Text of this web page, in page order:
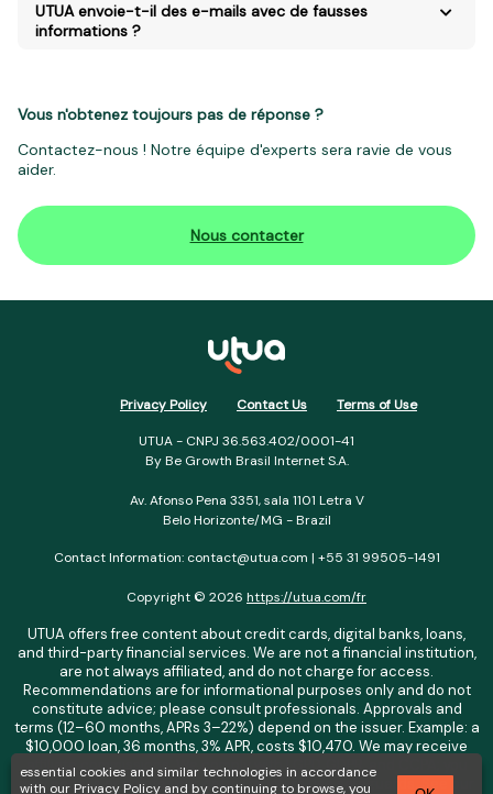
UTUA envoie-t-il des e-mails avec de fausses
informations ?
Vous n'obtenez toujours pas de réponse ?
Contactez-nous ! Notre équipe d'experts sera ravie de vous
aider.
Nous contacter
Privacy Policy Contact Us Terms of Use
UTUA - CNPJ 36.563.402/0001-41
By Be Growth Brasil Internet S.A.
Av. Afonso Pena 3351, sala 1101 Letra V
Belo Horizonte/MG - Brazil
Contact Information: contact@utua.com | +55 31 99505-1491
Copyright © 2026 https://utua.com/fr
UTUA offers free content about credit cards, digital banks, loans,
and third-party financial services. We are not a financial institution,
are not always affiliated, and do not charge for access.
Recommendations are for informational purposes only and do not
constitute advice; please consult professionals. Approvals and
terms (12–60 months, APRs 3–22%) depend on the issuer. Example: a
$10,000 loan, 36 months, 3% APR, costs $10,470. We may receive
affiliate commissions. We comply with LGPD, GDPR, and CCPA; you
may access or delete your data. Transfers use safeguards. See our
essential cookies and similar technologies in accordance
with our Privacy Policy and by continuing to browse, you